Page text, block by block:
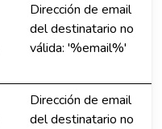
Dirección de email
del destinatario no
válida: '%email%'
Dirección de email
del destinatario no